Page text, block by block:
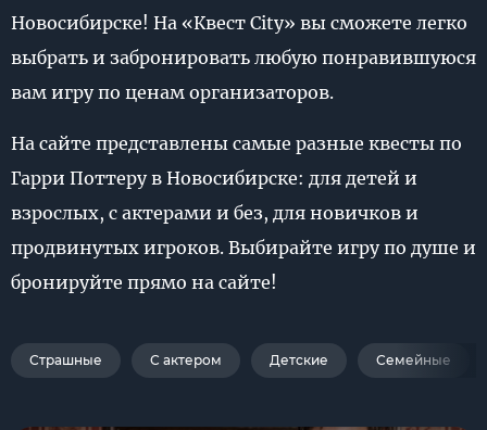
Новосибирске! На «Квест City» вы сможете легко
выбрать и забронировать любую понравившуюся
вам игру по ценам организаторов.
На сайте представлены самые разные квесты по
Гарри Поттеру в Новосибирске: для детей и
взрослых, с актерами и без, для новичков и
продвинутых игроков. Выбирайте игру по душе и
бронируйте прямо на сайте!
Страшные С актером Детские Семейные